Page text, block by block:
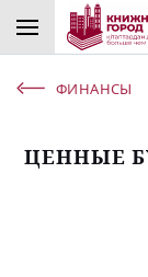
ФИНАНСЫ
ЦЕННЫЕ